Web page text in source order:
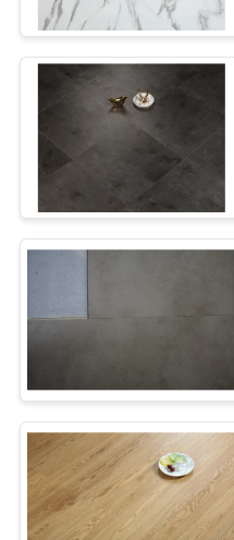
BITTE UM
EIN
ANGEBOT
SITEMAP